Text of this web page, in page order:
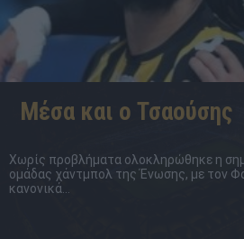
Μέσα και ο Τσαούσης
Χωρίς προβλήματα ολοκληρώθηκε η
ομάδας χάντμπολ της Ένωσης, με τον
κανονικά...